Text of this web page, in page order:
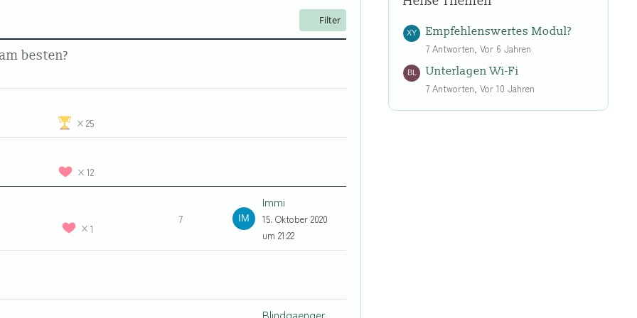
Filter
besten?
25
12
1
7
Immi
15. Oktober 2020
um 21:22
Empfehlenswertes Modul?
7 Antworten, Vor 6 Jahren
Unterlagen Wi-Fi
7 Antworten, Vor 10 Jahren